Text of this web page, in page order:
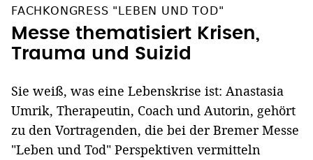
FACHKONGRESS "LEBEN UND TOD"
Messe thematisiert Krisen,
Trauma und Suizid
Sie weiß, was eine Lebenskrise ist: Anastasia
Umrik, Therapeutin, Coach und Autorin, gehört
zu den Vortragenden, die bei der Bremer Messe
"Leben und Tod" Perspektiven vermitteln